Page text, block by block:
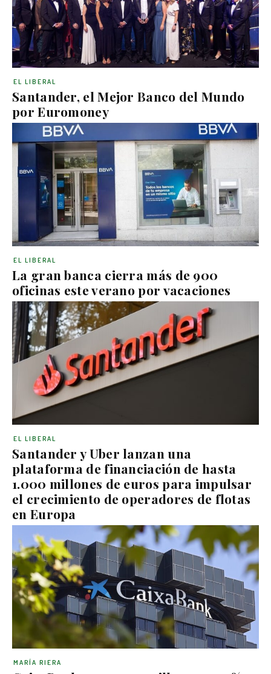
Santander, el Mejor Banco del Mundo
por Euromoney
EL LIBERAL
La gran banca cierra más de 900
oficinas este verano por vacaciones
EL LIBERAL
Santander y Uber lanzan una
plataforma de financiación de hasta
1.000 millones de euros para impulsar
el crecimiento de operadores de flotas
en Europa
EL LIBERAL
MARÍA RIERA